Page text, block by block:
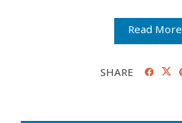
Read More
SHARE